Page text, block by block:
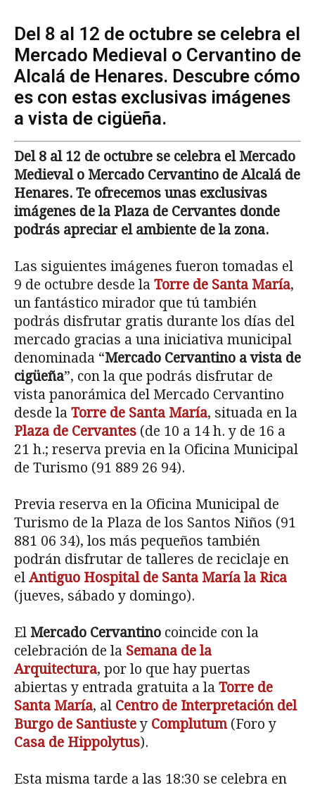
Del 8 al 12 de octubre se celebra el
Mercado Medieval o Cervantino de
Alcalá de Henares. Descubre cómo
es con estas exclusivas imágenes
a vista de cigüeña.
Del 8 al 12 de octubre se celebra el Mercado
Medieval o Mercado Cervantino de Alcalá de
Henares. Te ofrecemos unas exclusivas
imágenes de la Plaza de Cervantes donde
podrás apreciar el ambiente de la zona.
Las siguientes imágenes fueron tomadas el
9 de octubre desde la Torre de Santa María,
un fantástico mirador que tú también
podrás disfrutar gratis durante los días del
mercado gracias a una iniciativa municipal
denominada “Mercado Cervantino a vista de
cigüeña”, con la que podrás disfrutar de
vista panorámica del Mercado Cervantino
desde la Torre de Santa María, situada en la
Plaza de Cervantes (de 10 a 14 h. y de 16 a
21 h.; reserva previa en la Oficina Municipal
de Turismo (91 889 26 94).
Previa reserva en la Oficina Municipal de
Turismo de la Plaza de los Santos Niños (91
881 06 34), los más pequeños también
podrán disfrutar de talleres de reciclaje en
el Antiguo Hospital de Santa María la Rica
(jueves, sábado y domingo).
El Mercado Cervantino coincide con la
celebración de la Semana de la
Arquitectura, por lo que hay puertas
abiertas y entrada gratuita a la Torre de
Santa María, al Centro de Interpretación del
Burgo de Santiustey Complutum (Foro y
Casa de Hippolytus).
Esta misma tarde a las 18:30 se celebra en